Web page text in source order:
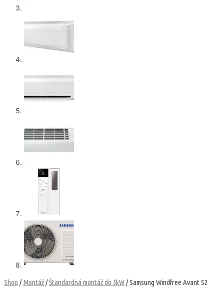
Shop /Montáž/Štandardná montáž do 5kW/ Samsung Windfree Avant S2